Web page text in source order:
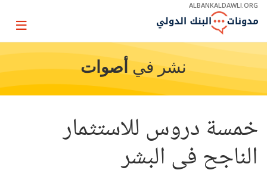
Skip
Main
ALBANKALDAWLI.ORG
Page
نشر في أصوات
خمسة دروس للاستثمار
الناجح في البشر